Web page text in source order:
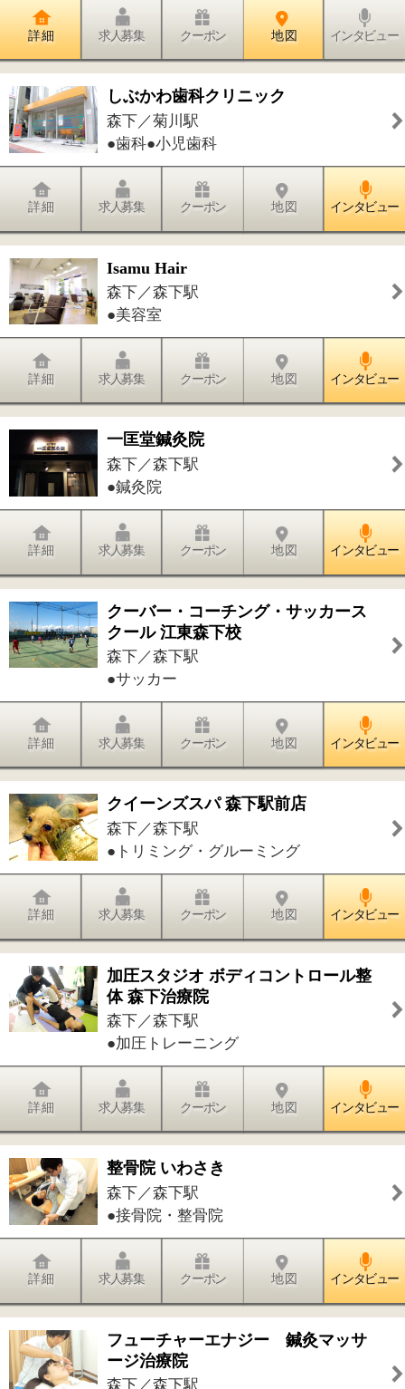
森下／森下駅
●トリミング・グルーミング
詳 細 求人募集 クーポン 地 図 インタビュー
加圧スタジオ ボディコントロール整
体 森下治療院
森下／森下駅
●加圧トレーニング
詳 細 求人募集 クーポン 地 図 インタビュー
森下／森下駅
●接骨院・整骨院
フューチャーエナジー 鍼灸マッサ
森下／森下駅
詳 細 求人募集 クーポン 地 図
森下駅前クリニック
森下／森下駅
●内科●呼吸器内科●アレルギー科●漢方
詳 細 求人募集 クーポン 地 図 インタビュー
株式会社苅谷動物病院グループ 三ツ
目通り病院
森下／菊川駅
●動物病院
詳 細 求人募集 クーポン 地 図 インタビュー
森下／森下駅
●その他
件中1～20 件を表示
<< 1 2 >>
このページの先頭へ
墨田区時間 葛飾区時間
PC モバイル
2013 art blue Inc.